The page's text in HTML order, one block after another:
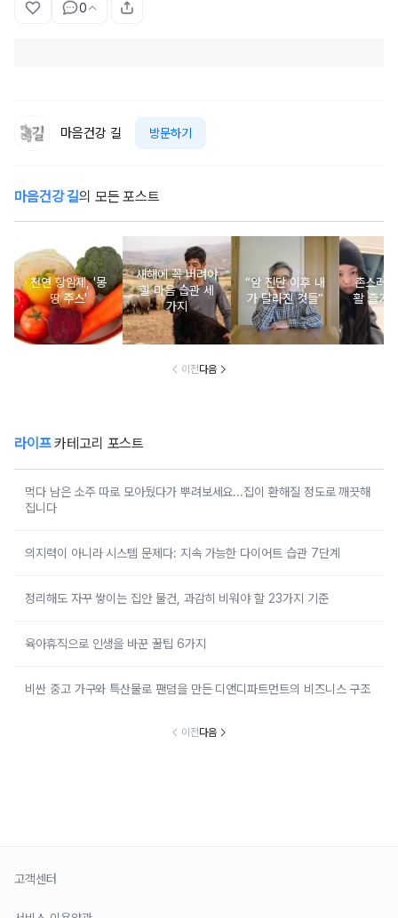
0
마음건강 길 방문하기
마음건강 길의 모든 포스트
천연 항암제, '몽
땅 주스'
새해에 꼭 버려야
할 마음 습관 세
가지
“암 진단 이후 내
가 달라진 것들”
촌스러
활 즐기
이전다음
라이프카테고리 포스트
먹다 남은 소주 따로 모아뒀다가 뿌려보세요...집이 환해질 정도로 깨끗해
집니다
의지력이 아니라 시스템 문제다: 지속 가능한 다이어트 습관 7단계
정리해도 자꾸 쌓이는 집안 물건, 과감히 비워야 할 23가지 기준
육아휴직으로 인생을 바꾼 꿀팁 6가지
비싼 중고 가구와 특산물로 팬덤을 만든 디앤디파트먼트의 비즈니스 구조
이전다음
고객센터